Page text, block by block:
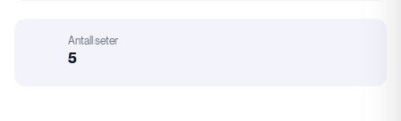
Antall seter
5